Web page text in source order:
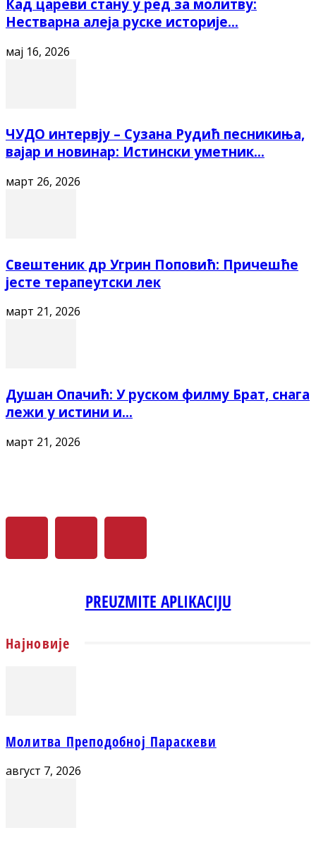
Кад цареви стану у ред за молитву:
Нестварна алеја руске историје...
мај 16, 2026
ЧУДО интервју – Сузана Рудић песникиња,
вајар и новинар: Истински уметник...
март 26, 2026
Свештеник др Угрин Поповић: Причешће
јесте терапеутски лек
март 21, 2026
Душан Опачић: У руском филму Брат, снага
лежи у истини и...
март 21, 2026
PREUZMITE APLIKACIJU
Најновије
Молитва Преподобној Параскеви
август 7, 2026